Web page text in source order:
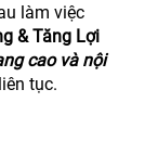
làm việc
& Tăng Lợi
cao và nội
tục.